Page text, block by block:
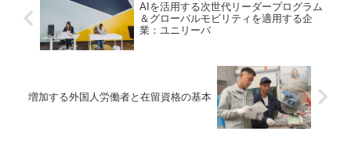
AIを活用する次世代リーダープログラム
＆グローバルモビリティを適用する企
業：ユニリーバ
増加する外国人労働者と在留資格の基本